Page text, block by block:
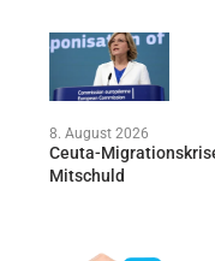
8. August 2026
Ceuta-
Mitschuld